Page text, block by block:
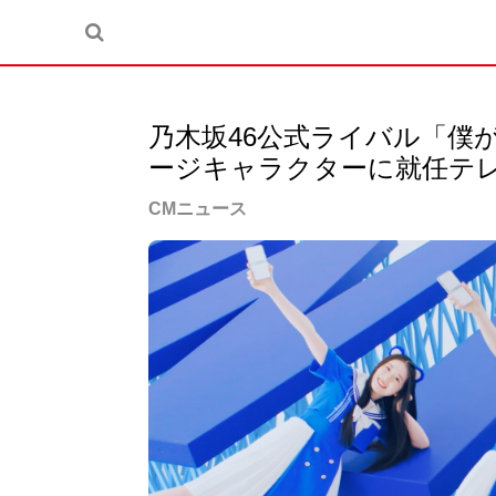
乃木坂46公式ライバル「僕
ージキャラクターに就任テ
CMニュース